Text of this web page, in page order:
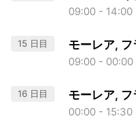
09:00 - 14:00
15 日目 モーレア,
09:00 - 00:00
16 日目 モーレア,
00:00 - 15:30